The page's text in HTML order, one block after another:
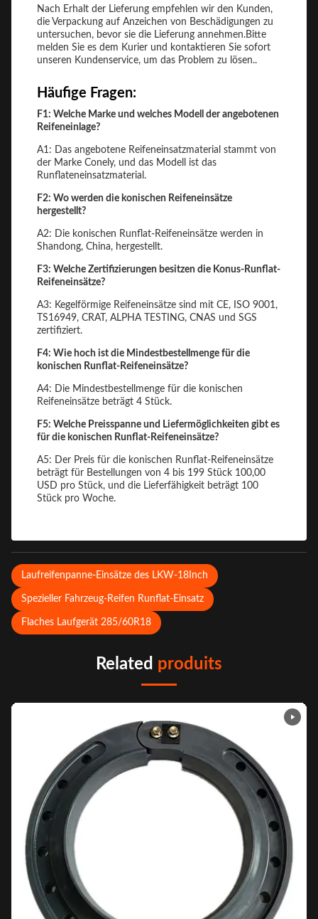
Nach Erhalt der Lieferung empfehlen wir den Kunden,
die Verpackung auf Anzeichen von Beschädigungen zu
untersuchen, bevor sie die Lieferung annehmen.Bitte
melden Sie es dem Kurier und kontaktieren Sie sofort
unseren Kundenservice, um das Problem zu lösen..
Häufige Fragen:
F1: Welche Marke und welches Modell der angebotenen
Reifeneinlage?
A1: Das angebotene Reifeneinsatzmaterial stammt von
der Marke Conely, und das Modell ist das
Runflateneinsatzmaterial.
F2: Wo werden die konischen Reifeneinsätze
hergestellt?
A2: Die konischen Runflat-Reifeneinsätze werden in
Shandong, China, hergestellt.
F3: Welche Zertifizierungen besitzen die Konus-Runflat-
Reifeneinsätze?
A3: Kegelförmige Reifeneinsätze sind mit CE, ISO 9001,
TS16949, CRAT, ALPHA TESTING, CNAS und SGS
zertifiziert.
F4: Wie hoch ist die Mindestbestellmenge für die
konischen Runflat-Reifeneinsätze?
A4: Die Mindestbestellmenge für die konischen
Reifeneinsätze beträgt 4 Stück.
F5: Welche Preisspanne und Liefermöglichkeiten gibt es
für die konischen Runflat-Reifeneinsätze?
A5: Der Preis für die konischen Runflat-Reifeneinsätze
beträgt für Bestellungen von 4 bis 199 Stück 100,00
USD pro Stück, und die Lieferfähigkeit beträgt 100
Stück pro Woche.
Laufreifenpanne-Einsätze des LKW-18Inch
Spezieller Fahrzeug-Reifen Runflat-Einsatz
Flaches Laufgerät 285/60R18
Related produits